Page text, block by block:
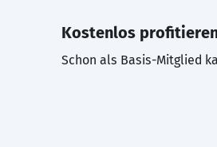
Kostenlos
Schon als Basis-Mitglied